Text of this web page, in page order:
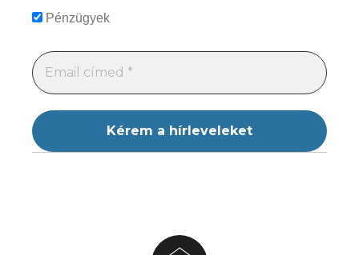
Pénzügyek